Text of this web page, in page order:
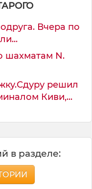
Вчера по
шахматам N.
решил
Киви,...
в разделе: